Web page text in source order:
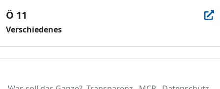
Ö 11
Verschiedenes